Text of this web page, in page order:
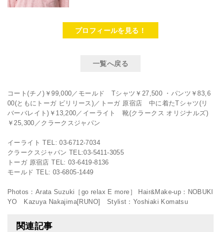
プロフィールを見る！
一覧へ戻る
コート(チノ)￥99,000／モールド Tシャツ￥27,500 ・パンツ￥83,6
00(ともにトーガ ビリリース)／トーガ 原宿店 中に着たTシャツ(リ
バーバレイト)￥13,200／イーライト 靴(クラークス オリジナルズ)
￥25,300／クラークスジャパン
イーライト TEL: 03-6712-7034
クラークスジャパン TEL:03-5411-3055
トーガ 原宿店 TEL: 03-6419-8136
モールド TEL: 03-6805-1449
Photos：Arata Suzuki［go relax E more］ Hair&Make-up：NOBUKI
YO Kazuya Nakajima[RUNO] Stylist：Yoshiaki Komatsu
関連記事